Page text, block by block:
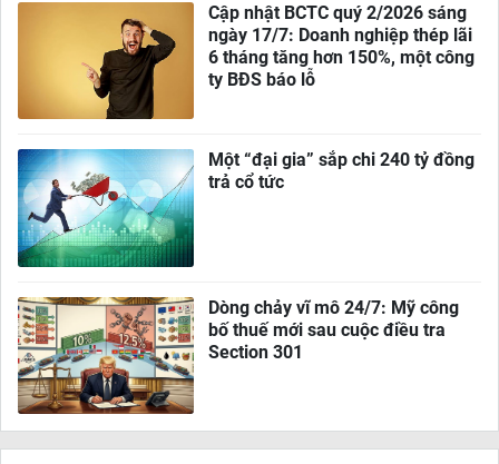
Cập nhật BCTC quý 2/2026 sáng
ngày 17/7: Doanh nghiệp thép lãi
6 tháng tăng hơn 150%, một công
ty BĐS báo lỗ
Một “đại gia” sắp chi 240 tỷ đồng
trả cổ tức
Dòng chảy vĩ mô 24/7: Mỹ công
bố thuế mới sau cuộc điều tra
Section 301